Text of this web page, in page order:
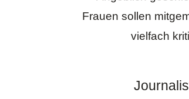
Frauen sollen
vielfach